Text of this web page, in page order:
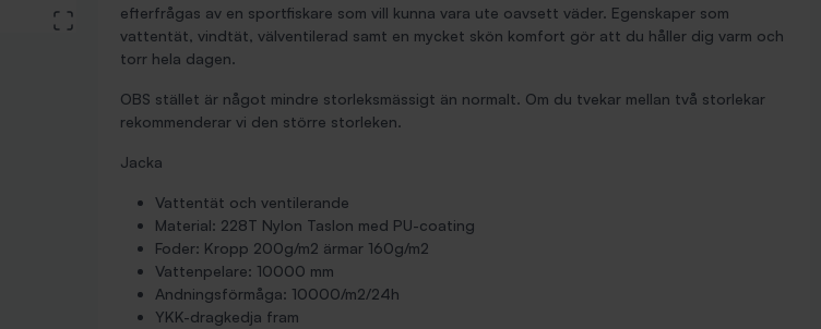
View large image
efterfrågas av en sportfiskare som vill kunna vara ute oavsett väder. Egenskaper som
vattentät, vindtät, välventilerad samt en mycket skön komfort gör att du håller dig varm och
torr hela dagen.
OBS stället är något mindre storleksmässigt än normalt. Om du tvekar mellan två storlekar
rekommenderar vi den större storleken.
Jacka
Vattentät och ventilerande
Material: 228T Nylon Taslon med PU-coating
Foder: Kropp 200g/m2 ärmar 160g/m2
Vattenpelare: 10000 mm
Andningsförmåga: 10000/m2/24h
YKK-dragkedja fram